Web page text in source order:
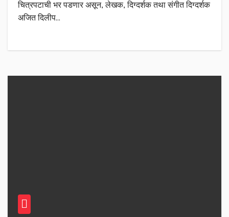
चित्रपटाची भर पडणार असून, लेखक, दिग्दर्शक तथा संगीत दिग्दर्शक
अजित दिलीप…